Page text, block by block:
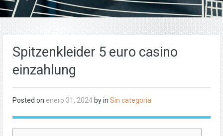
Spitzenkleider 5 euro casino
einzahlung
Posted on enero 31, 2024 by in Sin categoría